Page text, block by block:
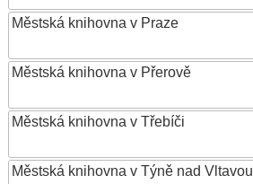
Městská knihovna v Praze
Městská knihovna v Přerově
Městská knihovna v Třebíči
Městská knihovna v Týně nad Vltavou